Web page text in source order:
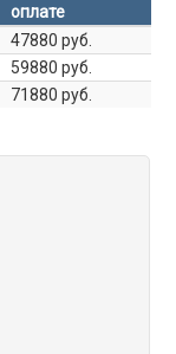
оплате
47880 руб.
59880 руб.
71880 руб.